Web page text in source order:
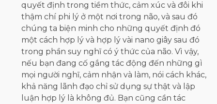
quyết định trong tiềm thức, cảm xúc và đôi khi
thậm chí phi lý ở một nơi trong não, và sau đó
chúng ta biện minh cho những quyết định đó
một cách hợp lý và hợp lý vài nano giây sau đó
trong phần suy nghĩ có ý thức của não. Vì vậy,
nếu bạn đang cố gắng tác động đến những gì
mọi người nghĩ, cảm nhận và làm, nói cách khác,
khả năng lãnh đạo chỉ sử dụng sự thật và lập
luận hợp lý là không đủ. Bạn cũng cần tác